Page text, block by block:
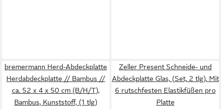
bremermann Herd-Abdeckplatte
Herdabdeckplatte // Bambus //
ca. 52 x 4 x 50 cm (B/H/T),
Bambus, Kunststoff, (1 tlg)
Zeller Present Schneide- und
Abdeckplatte Glas, (Set, 2 tlg), Mit
6 rutschfesten Elastikfüßen pro
Platte